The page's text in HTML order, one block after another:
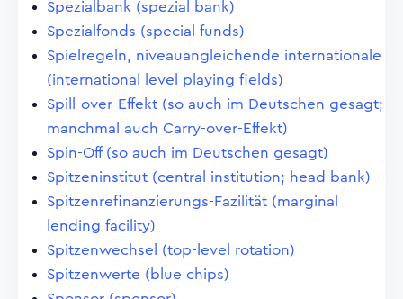
Spezialbank (spezial bank)
Spezialfonds (special funds)
Spielregeln, niveauangleichende internationale
(international level playing fields)
Spill-over-Effekt (so auch im Deutschen gesagt;
manchmal auch Carry-over-Effekt)
Spin-Off (so auch im Deutschen gesagt)
Spitzeninstitut (central institution; head bank)
Spitzenrefinanzierungs-Fazilität (marginal
lending facility)
Spitzenwechsel (top-level rotation)
Spitzenwerte (blue chips)